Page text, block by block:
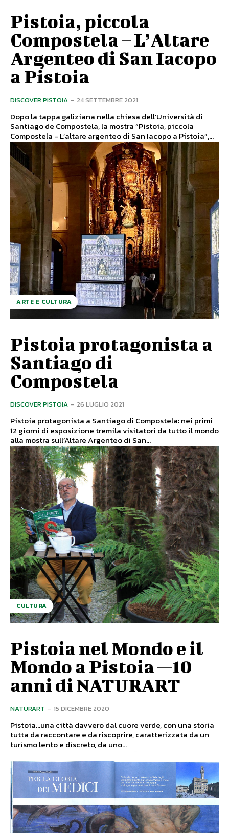
Pistoia, piccola
Compostela – L’Altare
Argenteo di San Iacopo
a Pistoia
DISCOVER PISTOIA - 24 SETTEMBRE 2021
Dopo la tappa galiziana nella chiesa dell'Università di
Santiago de Compostela, la mostra “Pistoia, piccola
Compostela - L’altare argenteo di San Iacopo a Pistoia”,...
ARTE E CULTURA
Pistoia protagonista a
Santiago di
Compostela
DISCOVER PISTOIA - 26 LUGLIO 2021
Pistoia protagonista a Santiago di Compostela: nei primi
12 giorni di esposizione tremila visitatori da tutto il mondo
alla mostra sull’Altare Argenteo di San...
CULTURA
Pistoia nel Mondo e il
Mondo a Pistoia —10
anni di NATURART
NATURART - 15 DICEMBRE 2020
Pistoia…una città davvero dal cuore verde, con una storia
tutta da raccontare e da riscoprire, caratterizzata da un
turismo lento e discreto, da uno...